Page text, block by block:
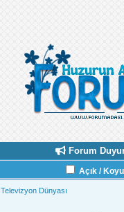
Forum
Açık /
Televizyon Dünyası